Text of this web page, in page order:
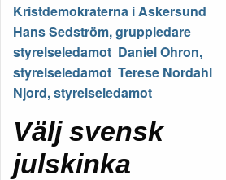
Kristdemokraterna i Askersund
Hans Sedström, gruppledare
styrelseledamot Daniel Ohron,
styrelseledamot Terese Nordahl
Njord, styrelseledamot
Välj svensk
julskinka